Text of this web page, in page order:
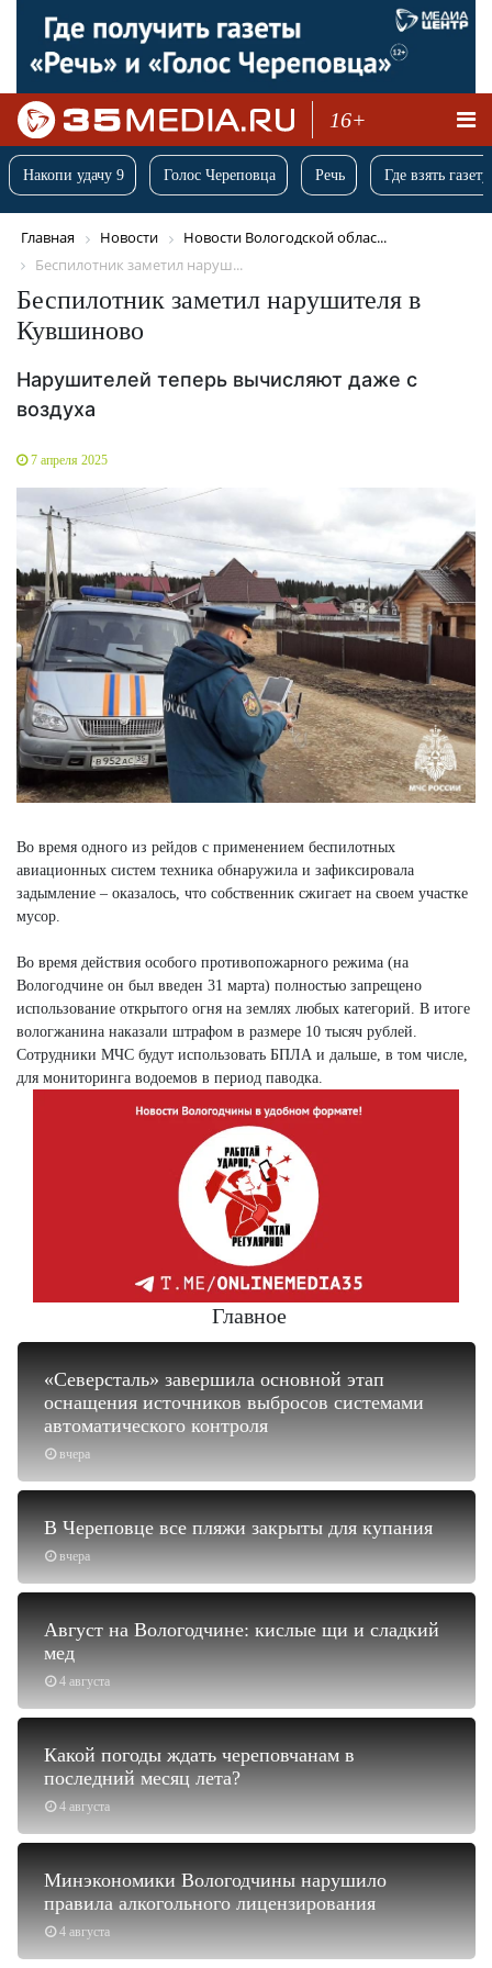
16+
Накопи удачу 9 Голос Череповца Речь Где взять
Главная Новости
Новости Вологодской облас...
Беспилотник заметил наруш...
Беспилотник заметил нарушителя в
Кувшиново
Нарушителей теперь вычисляют даже с
воздуха
7 апреля 2025
Во время одного из рейдов с применением беспилотных
авиационных систем техника обнаружила и зафиксировала
задымление – оказалось, что собственник сжигает на своем участке
мусор.
Во время действия особого противопожарного режима (на
Вологодчине он был введен 31 марта) полностью запрещено
использование открытого огня на землях любых категорий. В итоге
вологжанина наказали штрафом в размере 10 тысяч рублей.
Сотрудники МЧС будут использовать БПЛА и дальше, в том числе,
для мониторинга водоемов в период паводка.
Главное
вчера
«Северсталь» завершила основной этап
оснащения источников выбросов системами
автоматического контроля
вчера
В Череповце все пляжи закрыты для купания
4 августа
Август на Вологодчине: кислые щи и сладкий
мед
4 августа
Какой погоды ждать череповчанам в
последний месяц лета?
4 августа
Минэкономики Вологодчины нарушило
правила алкогольного лицензирования